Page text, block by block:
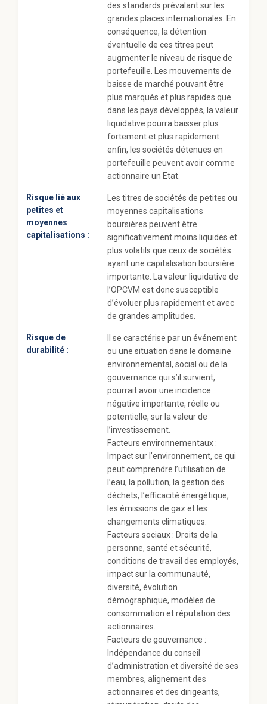
des standards prévalant sur les
grandes places internationales. En
conséquence, la détention
éventuelle de ces titres peut
augmenter le niveau de risque de
portefeuille. Les mouvements de
baisse de marché pouvant être
plus marqués et plus rapides que
dans les pays développés, la valeur
liquidative pourra baisser plus
fortement et plus rapidement
enfin, les sociétés détenues en
portefeuille peuvent avoir comme
actionnaire un Etat.
Risque lié aux
petites et
moyennes
capitalisations :
Les titres de sociétés de petites ou
moyennes capitalisations
boursières peuvent être
significativement moins liquides et
plus volatils que ceux de sociétés
ayant une capitalisation boursière
importante. La valeur liquidative de
l’OPCVM est donc susceptible
d’évoluer plus rapidement et avec
de grandes amplitudes.
Risque de
durabilité :
Il se caractérise par un événement
ou une situation dans le domaine
environnemental, social ou de la
gouvernance qui s’il survient,
pourrait avoir une incidence
négative importante, réelle ou
potentielle, sur la valeur de
l’investissement.
Facteurs environnementaux :
Impact sur l’environnement, ce qui
peut comprendre l’utilisation de
l’eau, la pollution, la gestion des
déchets, l’efficacité énergétique,
les émissions de gaz et les
changements climatiques.
Facteurs sociaux : Droits de la
personne, santé et sécurité,
conditions de travail des employés,
impact sur la communauté,
diversité, évolution
démographique, modèles de
consommation et réputation des
actionnaires.
Facteurs de gouvernance :
Indépendance du conseil
d’administration et diversité de ses
membres, alignement des
actionnaires et des dirigeants,